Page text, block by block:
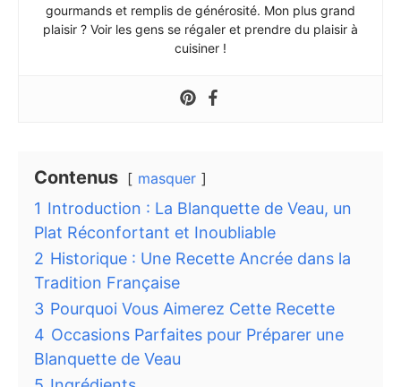
gourmands et remplis de générosité. Mon plus grand
plaisir ? Voir les gens se régaler et prendre du plaisir à
cuisiner !
Contenus masquer
1 Introduction : La Blanquette de Veau, un
Plat Réconfortant et Inoubliable
2 Historique : Une Recette Ancrée dans la
Tradition Française
3 Pourquoi Vous Aimerez Cette Recette
4 Occasions Parfaites pour Préparer une
Blanquette de Veau